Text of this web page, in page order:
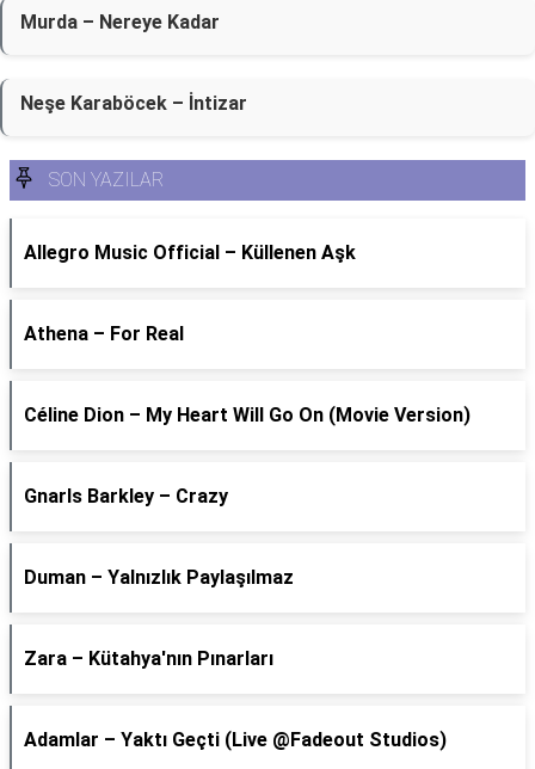
Murda – Nereye Kadar
Neşe Karaböcek – İntizar
SON YAZILAR
Allegro Music Official – Küllenen Aşk
Athena – For Real
Céline Dion – My Heart Will Go On (Movie Version)
Gnarls Barkley – Crazy
Duman – Yalnızlık Paylaşılmaz
Zara – Kütahya'nın Pınarları
Adamlar – Yaktı Geçti (Live @Fadeout Studios)